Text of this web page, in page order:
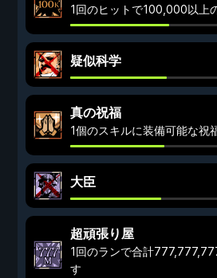
1回のヒットで100,000以上
疑似科学
真の祝福
1個のスキルに装備可能な祝
大臣
超頑張り屋
1回のランで合計
す